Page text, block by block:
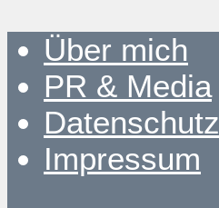
Über mich
PR & Media
Datenschutz
Impressum